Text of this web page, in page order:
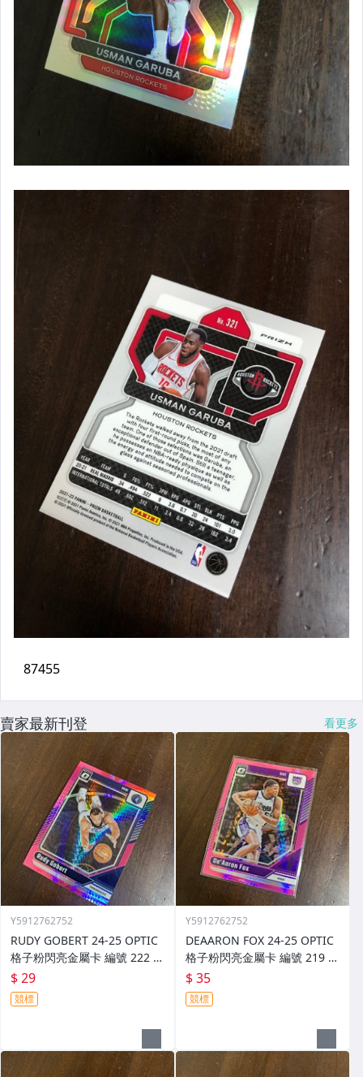
賣家最新刊登 看更多
Y5912762752
RUDY GOBERT 24-25 OPTIC
格子粉閃亮金屬卡 編號 222 前
後圖
$ 29
競標
Y5912762752
DEAARON FOX 24-25 OPTIC
格子粉閃亮金屬卡 編號 219 前
後圖
$ 35
競標